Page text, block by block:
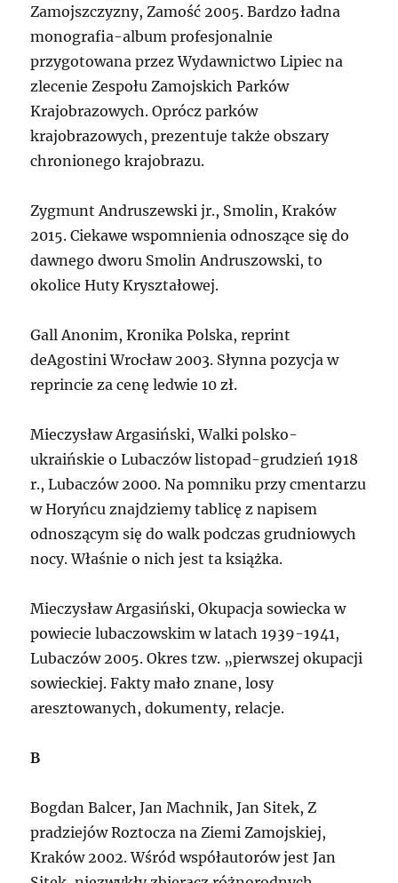
Zamojszczyzny, Zamość 2005. Bardzo ładna
monografia-album profesjonalnie
przygotowana przez Wydawnictwo Lipiec na
zlecenie Zespołu Zamojskich Parków
Krajobrazowych. Oprócz parków
krajobrazowych, prezentuje także obszary
chronionego krajobrazu.
Zygmunt Andruszewski jr., Smolin, Kraków
2015. Ciekawe wspomnienia odnoszące się do
dawnego dworu Smolin Andruszowski, to
okolice Huty Kryształowej.
Gall Anonim, Kronika Polska, reprint
deAgostini Wrocław 2003. Słynna pozycja w
reprincie za cenę ledwie 10 zł.
Mieczysław Argasiński, Walki polsko-
ukraińskie o Lubaczów listopad-grudzień 1918
r., Lubaczów 2000. Na pomniku przy cmentarzu
w Horyńcu znajdziemy tablicę z napisem
odnoszącym się do walk podczas grudniowych
nocy. Właśnie o nich jest ta książka.
Mieczysław Argasiński, Okupacja sowiecka w
powiecie lubaczowskim w latach 1939-1941,
Lubaczów 2005. Okres tzw. „pierwszej okupacji
sowieckiej. Fakty mało znane, losy
aresztowanych, dokumenty, relacje.
B
Bogdan Balcer, Jan Machnik, Jan Sitek, Z
pradziejów Roztocza na Ziemi Zamojskiej,
Kraków 2002. Wśród współautorów jest Jan